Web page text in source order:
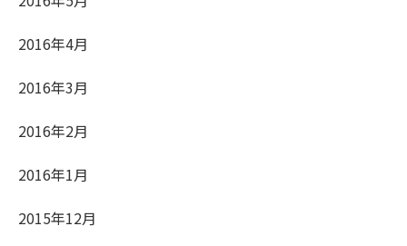
2016年4月
2016年3月
2016年2月
2016年1月
2015年12月